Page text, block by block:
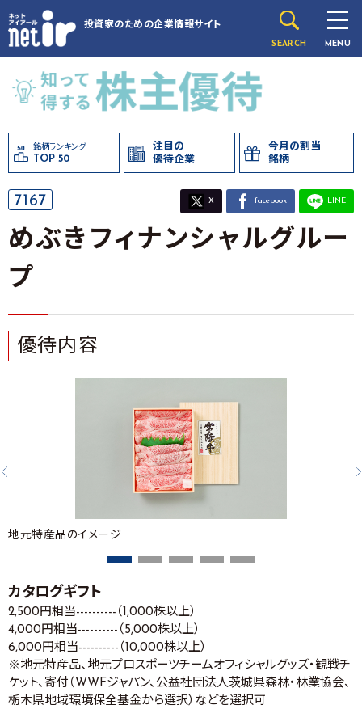
投資家のための企業情報サイト
SEARCH MENU
銘柄ランキング
TOP 50
注目の
優待企業
今月の割当
銘柄
7167 X facebook LINE
めぶきフィナンシャルグルー
プ
優待内容
地元特産品のイメージ
カタログギフト
2,500円相当----------（1,000株以上）
4,000円相当----------（5,000株以上）
6,000円相当----------（10,000株以上）
※地元特産品、地元プロスポーツチームオフィシャルグッズ・観戦チ
ケット、寄付（WWFジャパン、公益社団法人茨城県森林・林業協会、
栃木県地域環境保全基金から選択）などを選択可